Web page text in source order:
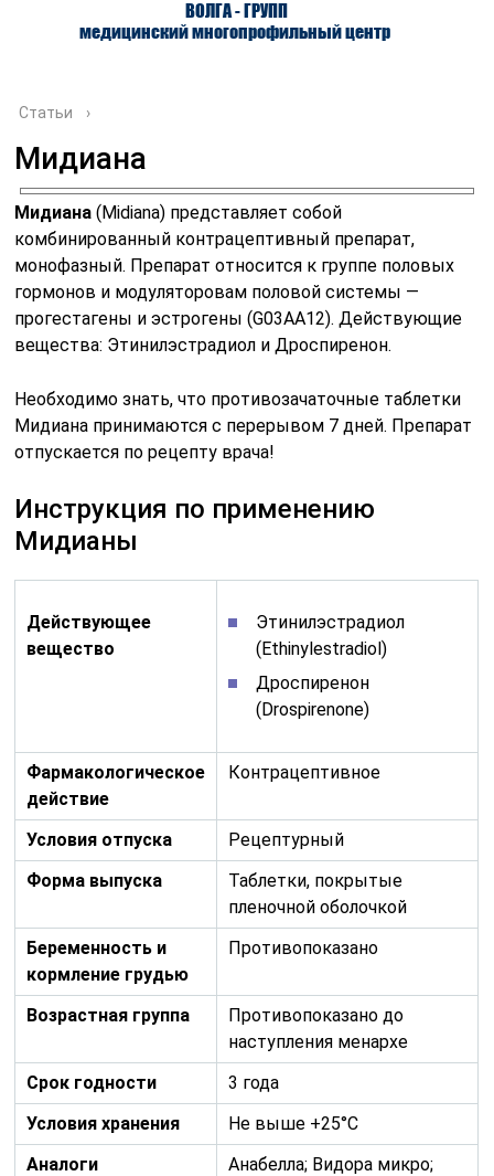
ВОЛГА - ГРУПП
медицинский многопрофильный центр
О ЦЕНТРЕ ВРАЧИ УСЛУГИ
Статьи ›
Мидиана
Мидиана (Midiana) представляет собой
комбинированный контрацептивный препарат,
монофазный. Препарат относится к группе половых
гормонов и модуляторовам половой системы —
прогестагены и эстрогены (G03AA12). Действующие
вещества: Этинилэстрадиол и Дроспиренон.
Необходимо знать, что противозачаточные таблетки
Мидиана принимаются с перерывом 7 дней. Препарат
отпускается по рецепту врача!
Инструкция по применению
Мидианы
Действующее
вещество
Этинилэстрадиол
(Ethinylestradiol)
Дроспиренон
(Drospirenone)
Фармакологическое
действие
Контрацептивное
Условия отпуска
Рецептурный
Форма выпуска
Таблетки, покрытые
пленочной оболочкой
Беременность и
кормление грудью
Противопоказано
Возрастная группа
Противопоказано до
наступления менархе
Срок годности
3 года
Условия хранения
Не выше +25°С
Аналоги
Анабелла; Видора микро;